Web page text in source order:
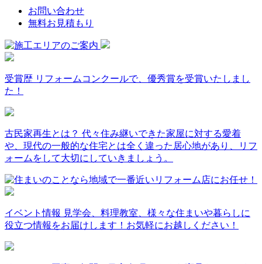
お問い合わせ
無料お見積もり
受賞歴 リフォームコンクールで、優秀賞を受賞いたしまし
た！
古民家再生とは？ 代々住み継いできた家屋に対する愛着
や、現代の一般的な住宅とは全く違った居心地があり、リフ
ォームをして大切にしていきましょう。
イベント情報 見学会、料理教室、様々な住まいや暮らしに
役立つ情報をお届けします！お気軽にお越しください！